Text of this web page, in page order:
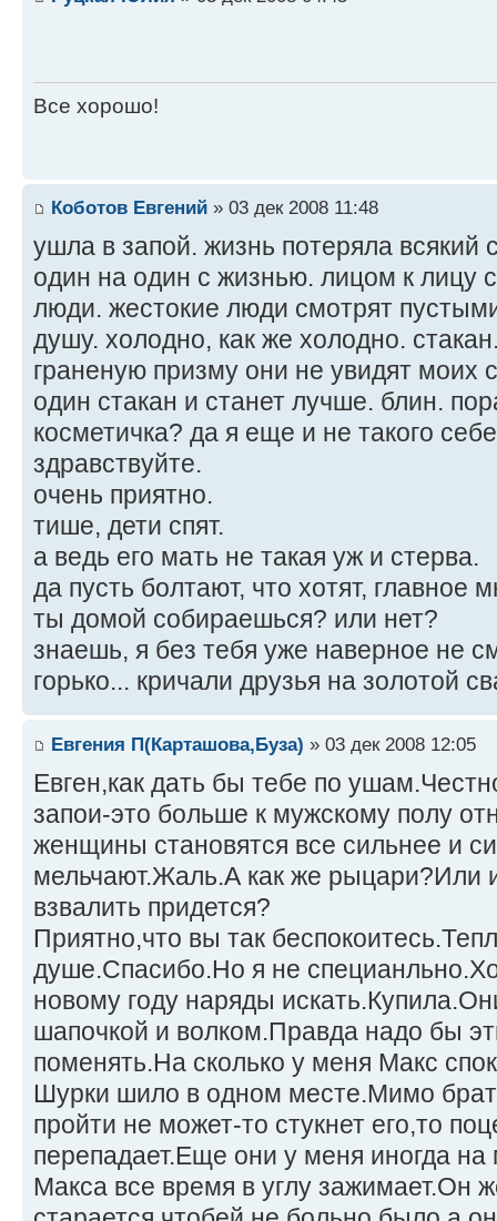
Все хорошо!
Коботов Евгений » 03 дек 2008 11:48
ушла в запой. жизнь потеряла всякий
один на один с жизнью. лицом к лицу
люди. жестокие люди смотрят
душу. холодно, как же холодно.
граненую призму они не увидят моих
один стакан и станет лучше. блин.
косметичка? да я еще и не такого
здравствуйте.
очень приятно.
тише, дети спят.
а ведь его мать не такая уж и стерва.
да пусть болтают, что хотят, главное
ты домой собираешься? или нет?
знаешь, я без тебя уже наверное не
горько... кричали друзья на золотой
Евгения П(Карташова,Буза) » 03 дек 2008 12:05
Евген,как дать бы тебе по
запои-это больше к мужскому полу
женщины становятся все сильнее и
мельчают.Жаль.А как же рыцари?Или
взвалить придется?
Приятно,что вы так
душе.Спасибо.Но я не
новому году наряды
шапочкой и волком.Правда надо бы
поменять.На сколько у меня Макс
Шурки шило в одном месте.Мимо
пройти не может-то стукнет его,то
перепадает.Еще они у меня иногда
Макса все время в углу зажимает.Он